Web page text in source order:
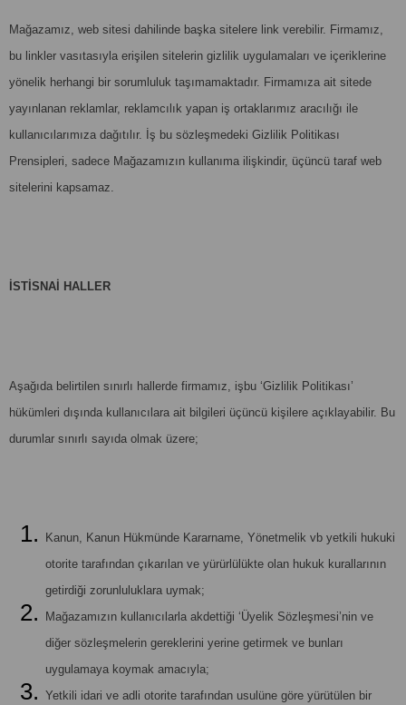
Mağazamız, web sitesi dahilinde başka sitelere link verebilir. Firmamız,
bu linkler vasıtasıyla erişilen sitelerin gizlilik uygulamaları ve içeriklerine
yönelik herhangi bir sorumluluk taşımamaktadır. Firmamıza ait sitede
yayınlanan reklamlar, reklamcılık yapan iş ortaklarımız aracılığı ile
kullanıcılarımıza dağıtılır. İş bu sözleşmedeki Gizlilik Politikası
Prensipleri, sadece Mağazamızın kullanıma ilişkindir, üçüncü taraf web
sitelerini kapsamaz.
İSTİSNAİ HALLER
Aşağıda belirtilen sınırlı hallerde firmamız, işbu ‘Gizlilik Politikası’
hükümleri dışında kullanıcılara ait bilgileri üçüncü kişilere açıklayabilir. Bu
durumlar sınırlı sayıda olmak üzere;
Kanun, Kanun Hükmünde Kararname, Yönetmelik vb yetkili hukuki
otorite tarafından çıkarılan ve yürürlülükte olan hukuk kurallarının
getirdiği zorunluluklara uymak;
Mağazamızın kullanıcılarla akdettiği ‘Üyelik Sözleşmesi’nin ve
diğer sözleşmelerin gereklerini yerine getirmek ve bunları
uygulamaya koymak amacıyla;
Yetkili idari ve adli otorite tarafından usulüne göre yürütülen bir